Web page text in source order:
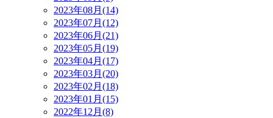
2023年08月(14)
2023年07月(12)
2023年06月(21)
2023年05月(19)
2023年04月(17)
2023年03月(20)
2023年02月(18)
2023年01月(15)
2022年12月(8)